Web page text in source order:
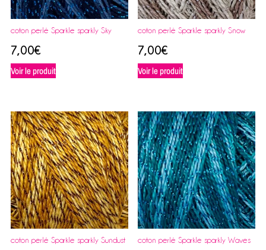
coton perlé Sparkle sparkly Sky
7,00€
Voir le produit
coton perlé Sparkle sparkly Snow
7,00€
Voir le produit
coton perlé Sparkle sparkly Sundust coton perlé Sparkle sparkly Waves